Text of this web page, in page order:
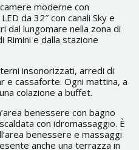
moderne con
da 32″ con canali Sky e
dal lungomare nella zona di
Rimini e dalla stazione
insonorizzati, arredi di
e cassaforte. Ogni mattina, a
colazione a buffet.
benessere con bagno
con idromassaggio. È
benessere e massaggi
anche una terrazza in